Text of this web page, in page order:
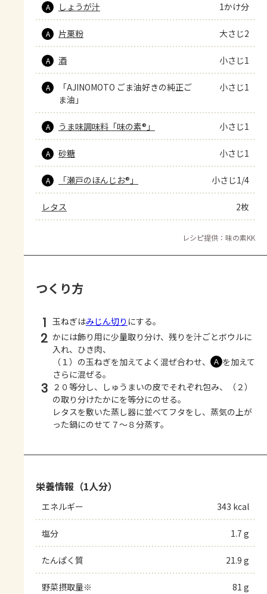
A しょうが汁 1かけ分
A 片栗粉 大さじ2
A 酒 小さじ1
A
「AJINOMOTO ごま油好きの純正ご
ま油」
小さじ1
A うま味調味料「味の素®」 小さじ1
A 砂糖 小さじ1
A 「瀬戸のほんじお®」 小さじ1/4
レタス 2枚
レシピ提供：味の素KK
つくり方
1 玉ねぎはみじん切り にする。
2 かには飾り用に少量取り分け、残りを汁ごとボウルに
入れ、ひき肉、
（１）の玉ねぎを加えてよく混ぜ合わせ、
Ａ を加えて
さらに混ぜる。
3 ２０等分し、しゅうまいの皮でそれぞれ包み、（２）
の取り分けたかにを等分にのせる。
レタスを敷いた蒸し器に並べてフタをし、蒸気の上が
った鍋にのせて７～８分蒸す。
栄養情報（1人分）
エネルギー 343 kcal
塩分 1.7 g
たんぱく質 21.9 g
野菜摂取量※ 81 g